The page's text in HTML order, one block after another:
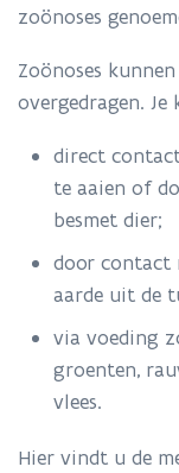
tussen
dier
mens
zoönoses
Zoönoses
overgedragen.
direct
te aaien of
besmet dier;
door contact
aarde uit de
via voeding
groenten,
vlees.
Hier vindt u de